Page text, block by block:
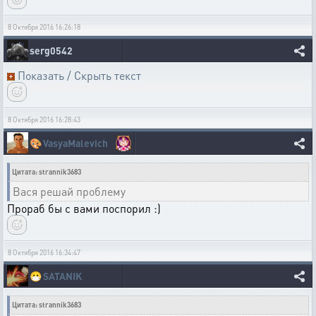
8 Октября 2016 16:26:18
serg0542
Показать / Скрыть текст
8 Октября 2016 16:28:43
🎨VasyaMalevich
Цитата: strannik3683
Вася решай проблему
Прораб бы с вами поспорил :)
8 Октября 2016 16:34:47
😷SATANIK
Цитата: strannik3683